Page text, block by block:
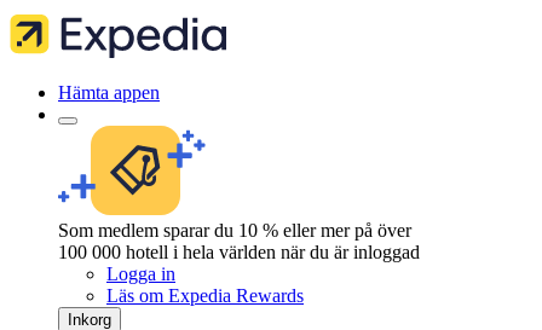
Hämta appen
Som medlem sparar du 10 % eller mer på över
100 000 hotell i hela världen när du är inloggad
Logga in
Läs om Expedia Rewards
Inkorg